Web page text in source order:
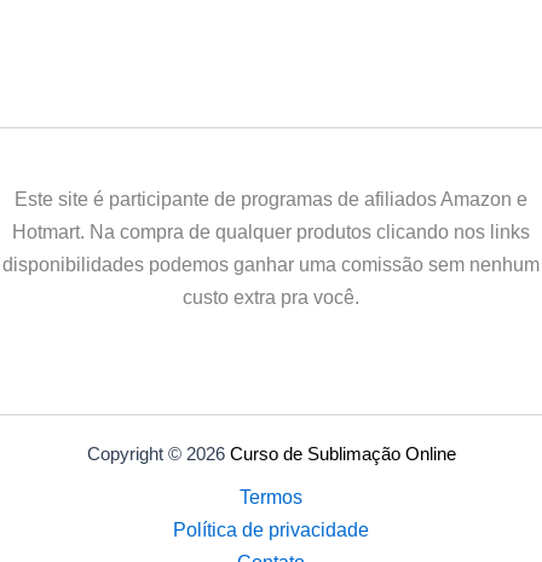
Este site é participante de programas de afiliados Amazon e
Hotmart. Na compra de qualquer produtos clicando nos links
disponibilidades podemos ganhar uma comissão sem nenhum
custo extra pra você.
Copyright © 2026 Curso de Sublimação Online
Termos
Política de privacidade